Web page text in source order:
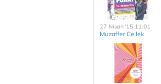
27 Nisan '15 11:01
Muzaffer Cellek